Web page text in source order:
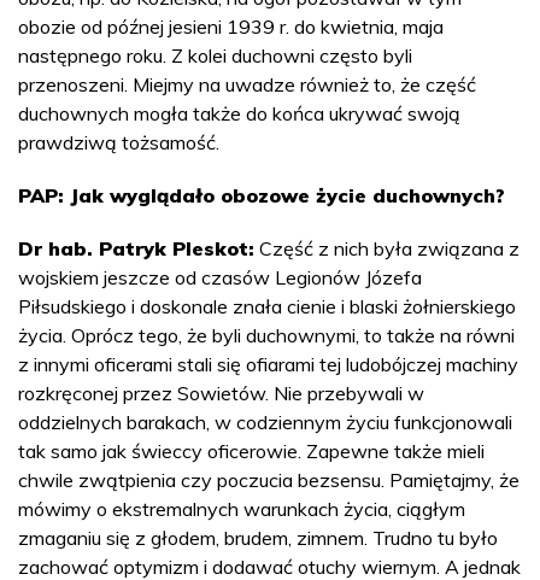
obozie od późnej jesieni 1939 r. do kwietnia, maja
następnego roku. Z kolei duchowni często byli
przenoszeni. Miejmy na uwadze również to, że część
duchownych mogła także do końca ukrywać swoją
prawdziwą tożsamość.
PAP: Jak wyglądało obozowe życie duchownych?
Dr hab. Patryk Pleskot: Część z nich była związana z
wojskiem jeszcze od czasów Legionów Józefa
Piłsudskiego i doskonale znała cienie i blaski żołnierskiego
życia. Oprócz tego, że byli duchownymi, to także na równi
z innymi oficerami stali się ofiarami tej ludobójczej machiny
rozkręconej przez Sowietów. Nie przebywali w
oddzielnych barakach, w codziennym życiu funkcjonowali
tak samo jak świeccy oficerowie. Zapewne także mieli
chwile zwątpienia czy poczucia bezsensu. Pamiętajmy, że
mówimy o ekstremalnych warunkach życia, ciągłym
zmaganiu się z głodem, brudem, zimnem. Trudno tu było
zachować optymizm i dodawać otuchy wiernym. A jednak